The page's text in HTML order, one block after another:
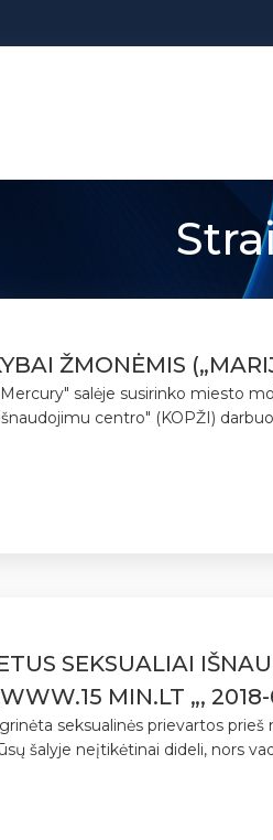
ŽMONĖMIS
salėje susirinko miesto
centro" (KOPŽI)
SEKSUALIAI
MIN.LT „, 2018-
seksualinės prievartos
šalyje neįtikėtinai dideli, nors